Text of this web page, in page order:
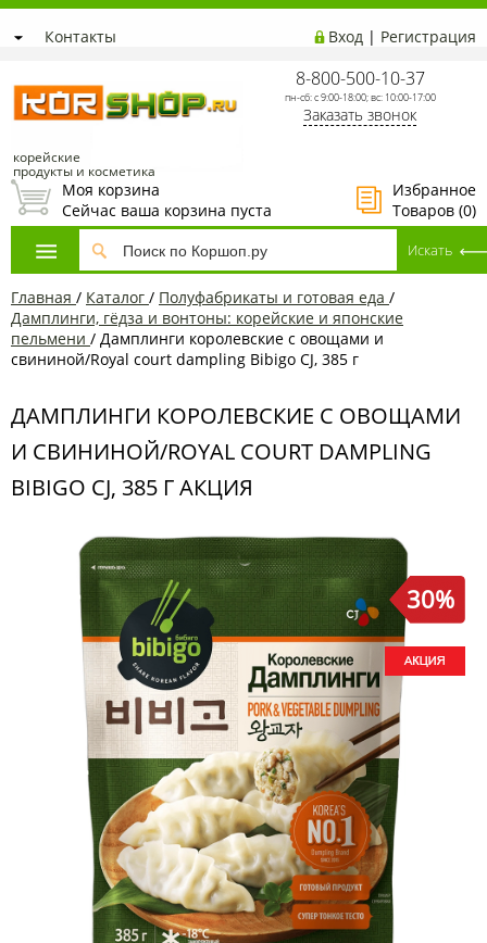
Контакты Вход | Регистрация
корейские
продукты и косметика
8-800-500-10-37
пн-сб: с 9:00-18:00; вс: 10:00-17:00
Заказать звонок
Избранное
Товаров (0)
Моя корзина
Сейчас ваша корзина пуста
Главная / Каталог / Полуфабрикаты и готовая еда /
Дамплинги, гёдза и вонтоны: корейские и японские
пельмени / Дамплинги королевские с овощами и
свининой/Royal court dampling Bibigo CJ, 385 г
ДАМПЛИНГИ КОРОЛЕВСКИЕ С ОВОЩАМИ
И СВИНИНОЙ/ROYAL COURT DAMPLING
BIBIGO CJ, 385 Г АКЦИЯ
30%